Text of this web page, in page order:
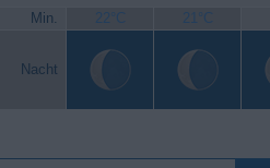
Min. 22°C 21°C
Nacht